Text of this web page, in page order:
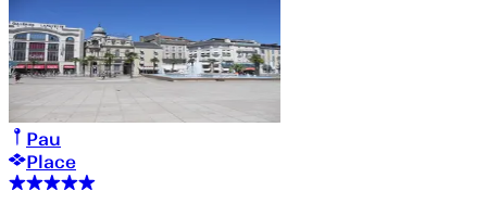
Pau
Place